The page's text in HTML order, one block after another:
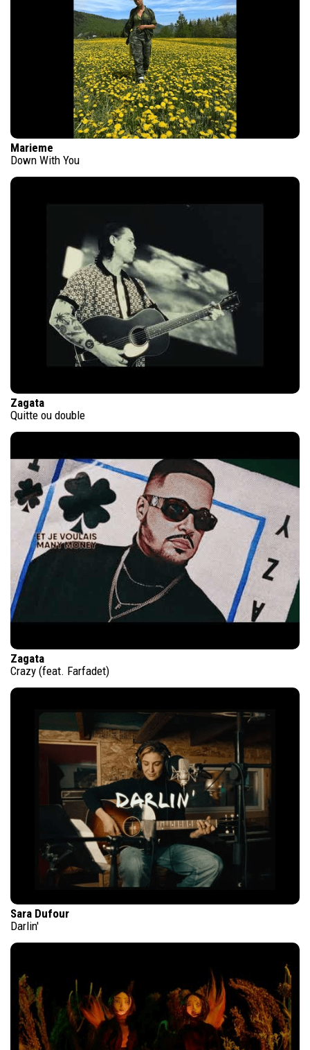
Marieme
Down With You
Zagata
Quitte ou double
Zagata
Crazy (feat. Farfadet)
Sara Dufour
Darlin'